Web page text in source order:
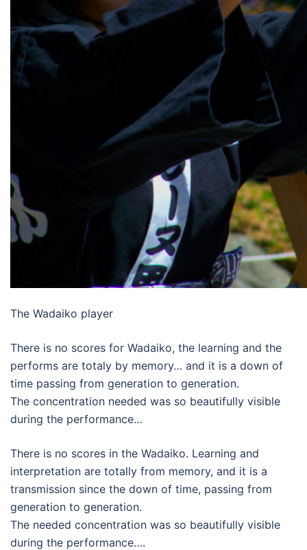
The Wadaiko player
There is no scores for Wadaiko, the learning and the
performs are totaly by memory… and it is a down of
time passing from generation to generation.
The concentration needed was so beautifully visible
during the performance…
There is no scores in the Wadaiko. Learning and
interpretation are totally from memory, and it is a
transmission since the down of time, passing from
generation to generation.
The needed concentration was so beautifully visible
during the performance….